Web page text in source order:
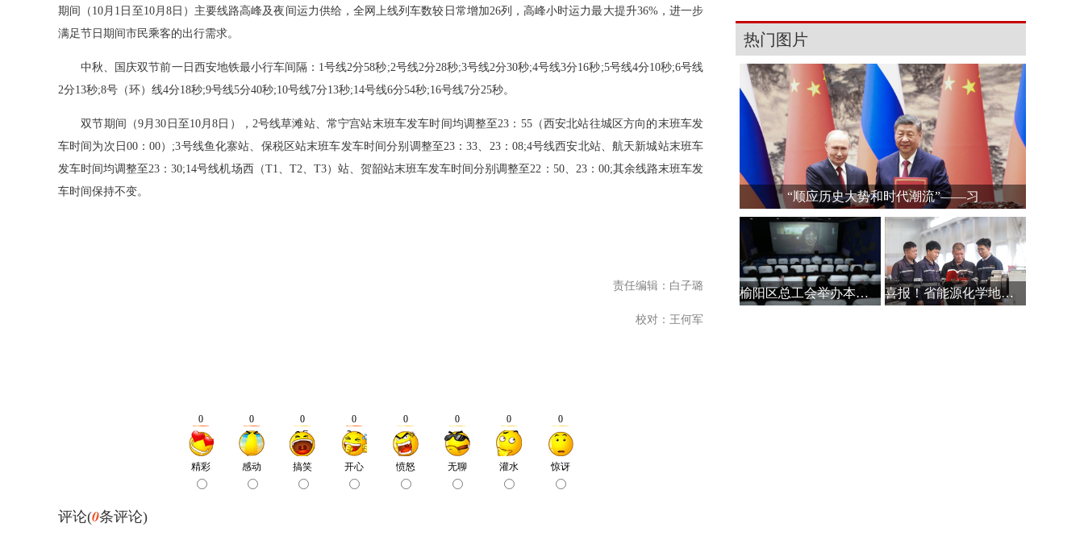
期间（10月1日至10月8日）主要线路高峰及夜间运力供给，全网上线列车数较日常增加26列，高峰小时运力最大提升36%，进一步
满足节日期间市民乘客的出行需求。
中秋、国庆双节前一日西安地铁最小行车间隔：1号线2分58秒;2号线2分28秒;3号线2分30秒;4号线3分16秒;5号线4分10秒;6号线
2分13秒;8号（环）线4分18秒;9号线5分40秒;10号线7分13秒;14号线6分54秒;16号线7分25秒。
双节期间（9月30日至10月8日），2号线草滩站、常宁宫站末班车发车时间均调整至23：55（西安北站往城区方向的末班车发
车时间为次日00：00）;3号线鱼化寨站、保税区站末班车发车时间分别调整至23：33、23：08;4号线西安北站、航天新城站末班车
发车时间均调整至23：30;14号线机场西（T1、T2、T3）站、贺韶站末班车发车时间分别调整至22：50、23：00;其余线路末班车发
车时间保持不变。
责任编辑：白子璐
校对：王何军
评论(0条评论)
热门图片
“顺应历史大势和时代潮流”——习
榆阳区总工会举办本土作家白保林创 喜报！省能源化学地质工会系统主题